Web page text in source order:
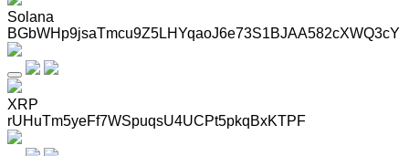
Solana
BGbWHp9jsaTmcu9Z5LHYqaoJ6e73S1BJAA582cXWQ3cY
XRP
rUHuTm5yeFf7WSpuqsU4UCPt5pkqBxKTPF